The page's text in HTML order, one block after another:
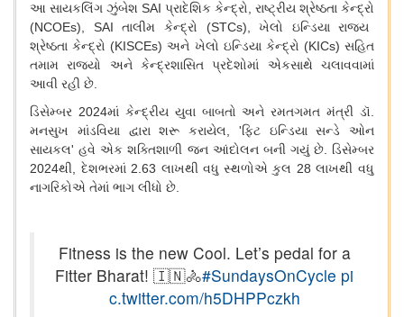
આ સાયકલિંગ ઝુંબેશ SAI પ્રાદેશિક કેન્દ્રો, રાષ્ટ્રીય શ્રેષ્ઠતા કેન્દ્રો
(NCOEs), SAIતાલીમ કેન્દ્રો (STCs),ખેલો ઇન્ડિયા
રાજ્ય
શ્રેષ્ઠતા કેન્દ્રો (KISCEs)અને ખેલો ઇન્ડિયા કેન્દ્રો (KICs) સહિત
તમામ
રાજ્યો અને કેન્દ્રશાસિત પ્રદેશોમાં એકસાથે
ચલાવવામાં
આવી રહી છે.
ડિસેમ્બર 2024માં કેન્દ્રીય યુવા બાબતો અને રમતગમત મંત્રી ડૉ.
મનસુખ
માંડવિયા દ્વારા શરૂ કરાયેલ, 'ફિટ ઇન્ડિયા સન્ડે
ઓન
સાયકલ'હવે એક શક્તિશાળી જન આંદોલન બની ગયું છે. ડિસેમ્બર
2024થી, દેશભરમાં2.63 લાખથી વધુ સ્થળોએ કુલ 28 લાખથી વધુ
નાગરિકોએ તેમાં ભાગ લીધો છે.
Fitness is the new Cool. Let’s pedal for a
Fitter Bharat! 🇮🇳🚴#SundaysOnCycle pi
c.twitter.com/h5DHPPczkh